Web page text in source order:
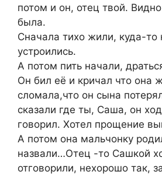
потом и он, отец твой.
была.
Сначала тихо жили, куда-то
устроились.
А потом пить начали,
Он бил её и кричал что она
сломала,что он сына
сказали где ты, Саша, он
говорил. Хотел прощение
А потом она мальчонку
назвали…Отец -то Сашкой
отговорили, нехорошо так,